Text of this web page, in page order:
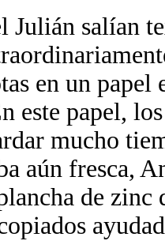
Julián salían
en un
este papel,
mucho
aún fresca,
de